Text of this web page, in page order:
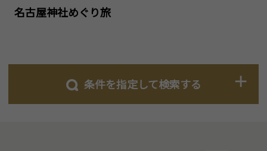
名古屋神社めぐり旅
条件を指定して検索する